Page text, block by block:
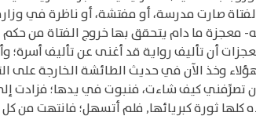
صارت مدرسة، أو مفتشة، أو ناظرة في
ما دام يتحقق بها خروج الفتاة من حكم
أن تأليف رواية قد أغنى عن تأليف أسرة؛
وخذ الآن في حديث الطائشة الخارجة على
تصرِّفني كيف شاءت، فنبوت في يدها؛ فزادت
ثورة كبريائها, فلم أتسهل؛ فانتهت من